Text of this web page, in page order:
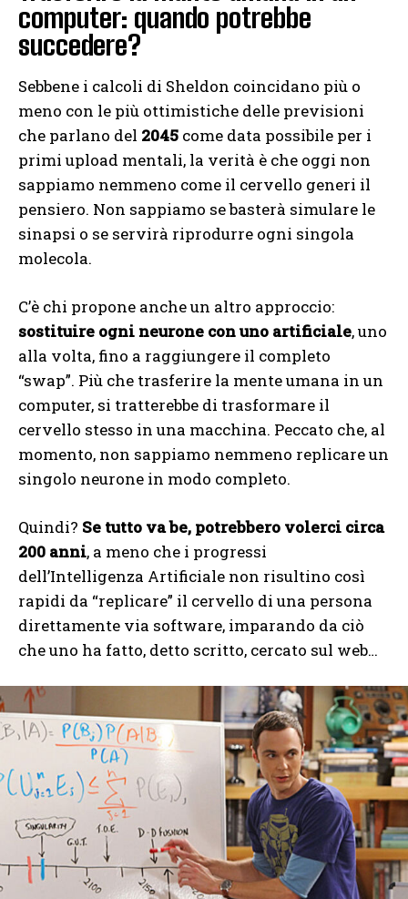
computer: quando potrebbe
succedere?
Sebbene i calcoli di Sheldon coincidano più o
meno con le più ottimistiche delle previsioni
che parlano del 2045 come data possibile per i
primi upload mentali, la verità è che oggi non
sappiamo nemmeno come il cervello generi il
pensiero. Non sappiamo se basterà simulare le
sinapsi o se servirà riprodurre ogni singola
molecola.
C’è chi propone anche un altro approccio:
sostituire ogni neurone con uno artificiale, uno
alla volta, fino a raggiungere il completo
“swap”. Più che trasferire la mente umana in un
computer, si tratterebbe di trasformare il
cervello stesso in una macchina. Peccato che, al
momento, non sappiamo nemmeno replicare un
singolo neurone in modo completo.
Quindi? Se tutto va be, potrebbero volerci circa
200 anni, a meno che i progressi
dell’Intelligenza Artificiale non risultino così
rapidi da “replicare” il cervello di una persona
direttamente via software, imparando da ciò
che uno ha fatto, detto scritto, cercato sul web…